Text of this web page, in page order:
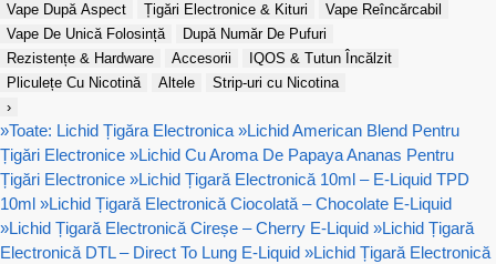
Vape După Aspect
Țigări Electronice & Kituri
Vape Reîncărcabil
Vape De Unică Folosință
După Număr De Pufuri
Rezistențe & Hardware
Accesorii
IQOS & Tutun Încălzit
Pliculețe Cu Nicotină
Altele
Strip-uri cu Nicotina
›
»Toate: Lichid Țigăra Electronica »Lichid American Blend Pentru
Țigări Electronice »Lichid Cu Aroma De Papaya Ananas Pentru
Țigări Electronice »Lichid Țigară Electronică 10ml – E-Liquid TPD
10ml »Lichid Țigară Electronică Ciocolată – Chocolate E-Liquid
»Lichid Țigară Electronică Cireșe – Cherry E-Liquid »Lichid Țigară
Electronică DTL – Direct To Lung E-Liquid »Lichid Țigară Electronică